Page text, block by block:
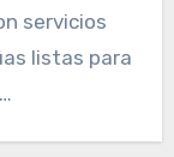
servicios
listas para